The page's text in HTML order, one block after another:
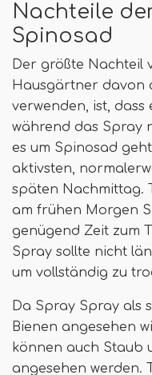
Nachteile
Spinosad
Der größte Nachteil
Hausgärtner davon
verwenden, ist, dass
während das Spray
es um Spinosad
aktivsten,
späten Nachmittag.
am frühen Morgen
genügend Zeit zum
Spray sollte nicht
um vollständig zu
Da Spray Spray als
Bienen angesehen
können auch Staub
angesehen werden.